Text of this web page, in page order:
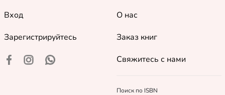
Вход
Зарегистрируйтесь
О нас
Заказ книг
Свяжитесь с нами
Поиск по ISBN